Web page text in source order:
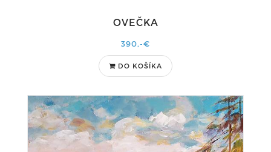
OVEČKA
390,-€
DO KOŠÍKA